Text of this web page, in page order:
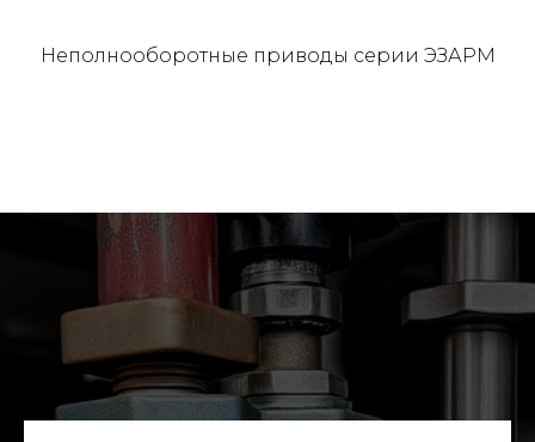
Неполнооборотные приводы серии ЭЗАРМ